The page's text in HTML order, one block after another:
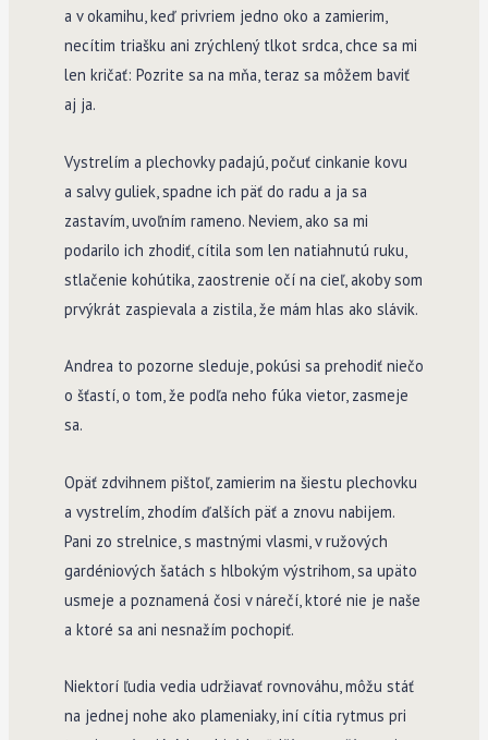
a v okamihu, keď privriem jedno oko a zamierim,
necítim triašku ani zrýchlený tlkot srdca, chce sa mi
len kričať: Pozrite sa na mňa, teraz sa môžem baviť
aj ja.
Vystrelím a plechovky padajú, počuť cinkanie kovu
a salvy guliek, spadne ich päť do radu a ja sa
zastavím, uvoľním rameno. Neviem, ako sa mi
podarilo ich zhodiť, cítila som len natiahnutú ruku,
stlačenie kohútika, zaostrenie očí na cieľ, akoby som
prvýkrát zaspievala a zistila, že mám hlas ako slávik.
Andrea to pozorne sleduje, pokúsi sa prehodiť niečo
o šťastí, o tom, že podľa neho fúka vietor, zasmeje
sa.
Opäť zdvihnem pištoľ, zamierim na šiestu plechovku
a vystrelím, zhodím ďalších päť a znovu nabijem.
Pani zo strelnice, s mastnými vlasmi, v ružových
gardéniových šatách s hlbokým výstrihom, sa upäto
usmeje a poznamená čosi v nárečí, ktoré nie je naše
a ktoré sa ani nesnažím pochopiť.
Niektorí ľudia vedia udržiavať rovnováhu, môžu stáť
na jednej nohe ako plameniaky, iní cítia rytmus pri